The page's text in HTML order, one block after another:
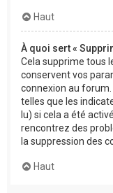
Haut
À quoi sert «
Cela supprime tous
conservent vos
connexion au
telles que les
lu) si cela a été
rencontrez des
la suppression des
Haut